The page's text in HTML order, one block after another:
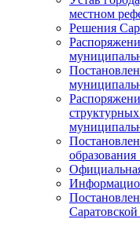
местном
Решения